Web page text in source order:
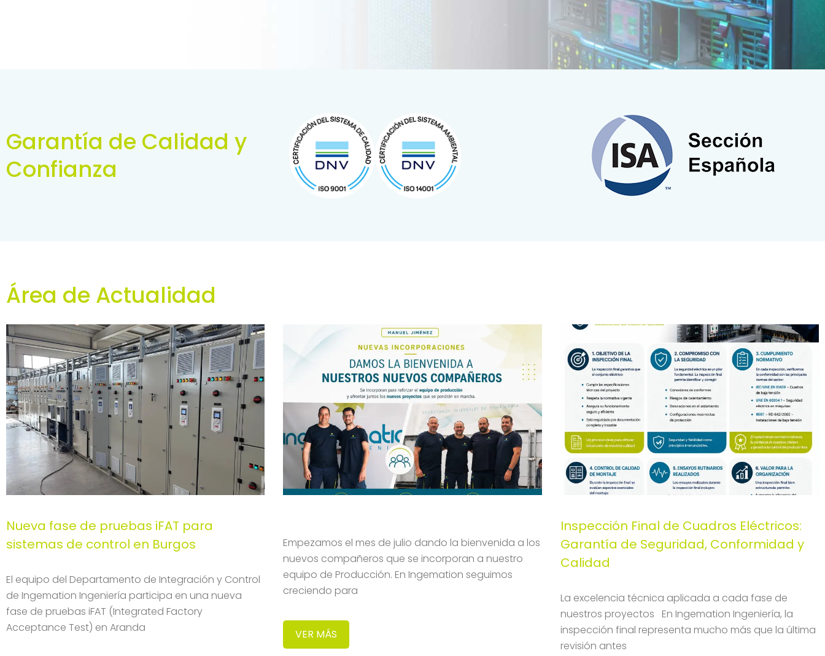
Garantía de Calidad y
Confianza
Área de Actualidad
Nueva fase de pruebas iFAT para
sistemas de control en Burgos
El equipo del Departamento de Integración y Control
de Ingemation Ingeniería participa en una nueva
fase de pruebas iFAT (Integrated Factory
Acceptance Test) en Aranda
Empezamos el mes de julio dando la bienvenida a los
nuevos compañeros que se incorporan a nuestro
equipo de Producción. En Ingemation seguimos
creciendo para
VER MÁS
Inspección Final de Cuadros Eléctricos:
Garantía de Seguridad, Conformidad y
Calidad
La excelencia técnica aplicada a cada fase de
nuestros proyectos En Ingemation Ingeniería, la
inspección final representa mucho más que la última
revisión antes